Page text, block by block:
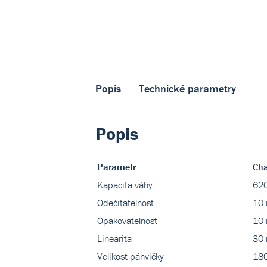
Popis Technické parametry
Popis
Parametr
Kapacita váhy
Odečitatelnost
10
Opakovatelnost
10
Linearita
30
Velikost pánvičky